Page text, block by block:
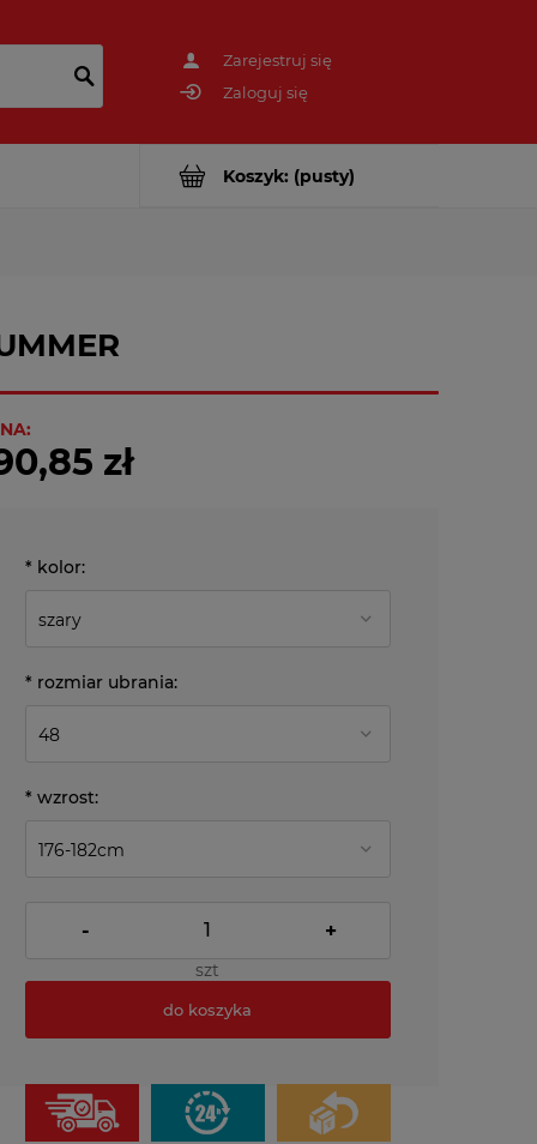
Zarejestruj się
Zaloguj się
Koszyk: (pusty)
zł
* kolor:
* rozmiar ubrania:
* wzrost:
- +
szt
do koszyka